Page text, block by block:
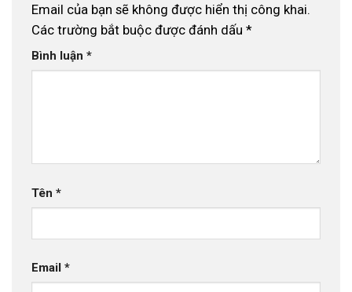
Email của bạn sẽ không được hiển thị công khai.
Các trường bắt buộc được đánh dấu *
Bình luận *
Tên *
Email *